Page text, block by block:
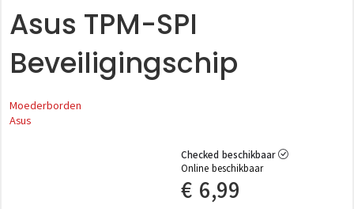
Asus TPM-SPI
Beveiligingschip
Moederborden
Asus
Checked beschikbaar
Online beschikbaar
€ 6,99